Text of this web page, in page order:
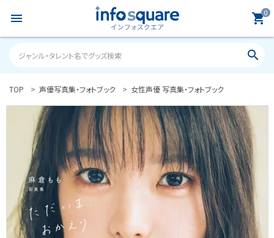
menu 0
shopping_cart
search
search
ACCOUNT MENU
ようこそ ゲスト 様
meeting_room ログイン person 新規会員登録
カテゴリーから探す
TOP 声優写真集・フォトブック 女性声優 写真集・フォトブック